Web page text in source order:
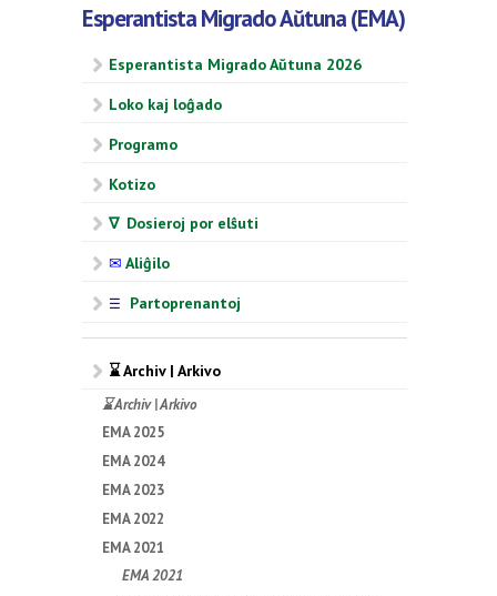
Esperantista Migrado Aŭtuna (EMA)
Esperantista Migrado Aŭtuna 2026
Loko kaj loĝado
Programo
Kotizo
∇ Dosieroj por elŝuti
✉ Aliĝilo
☰ Partoprenantoj
⌛ Archiv | Arkivo
⌛ Archiv | Arkivo
EMA 2025
EMA 2024
EMA 2023
EMA 2022
EMA 2021
EMA 2021